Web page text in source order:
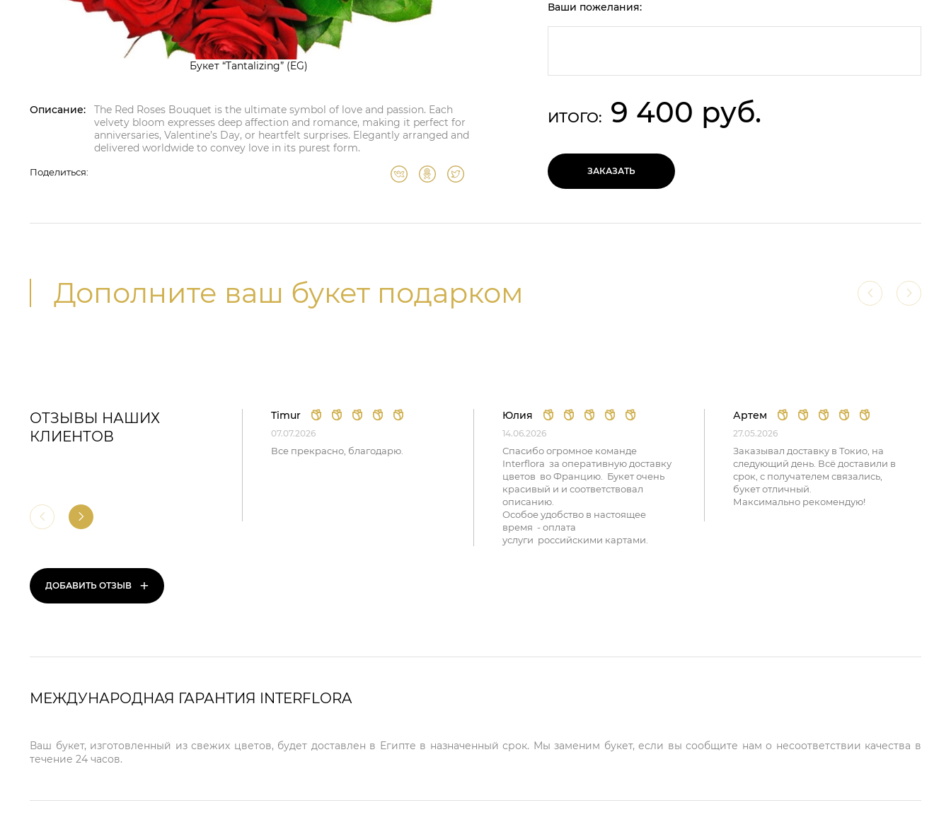
Букет “Tantalizing” (EG)
Описание:
The Red Roses Bouquet is the ultimate symbol of love and passion. Each
velvety bloom expresses deep affection and romance, making it perfect for
anniversaries, Valentine’s Day, or heartfelt surprises. Elegantly arranged and
delivered worldwide to convey love in its purest form.
Поделиться:
Ваши пожелания:
ИТОГО: 9 400 руб.
ЗАКАЗАТЬ
Дополните ваш букет подарком
ОТЗЫВЫ НАШИХ
КЛИЕНТОВ
ДОБАВИТЬ ОТЗЫВ +
Timur
07.07.2026
Все прекрасно, благодарю.
Юлия
14.06.2026
Спасибо огромное команде
Interflora за оперативную доставку
цветов во Францию. Букет очень
красивый и и соответствовал
описанию.
Особое удобство в настоящее
время - оплата
услуги российскими картами.
Артем
27.05.2026
Заказывал доставку в Токио, на
следующий день. Всё доставили в
срок, с получателем связались,
букет отличный.
Максимально рекомендую!
МЕЖДУНАРОДНАЯ ГАРАНТИЯ INTERFLORA
Ваш букет, изготовленный из свежих цветов, будет доставлен в Египте в назначенный срок. Мы заменим букет, если вы сообщите нам о несоответствии качества в
течение 24 часов.